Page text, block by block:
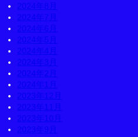
2024年8月
2024年7月
2024年6月
2024年5月
2024年4月
2024年3月
2024年2月
2024年1月
2023年12月
2023年11月
2023年10月
2023年9月